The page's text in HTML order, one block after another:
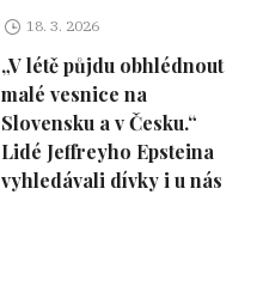
18. 3. 2026
„V létě půjdu obhlédnout
malé vesnice na
Slovensku a v Česku.“
Lidé Jeffreyho Epsteina
vyhledávali dívky i u nás